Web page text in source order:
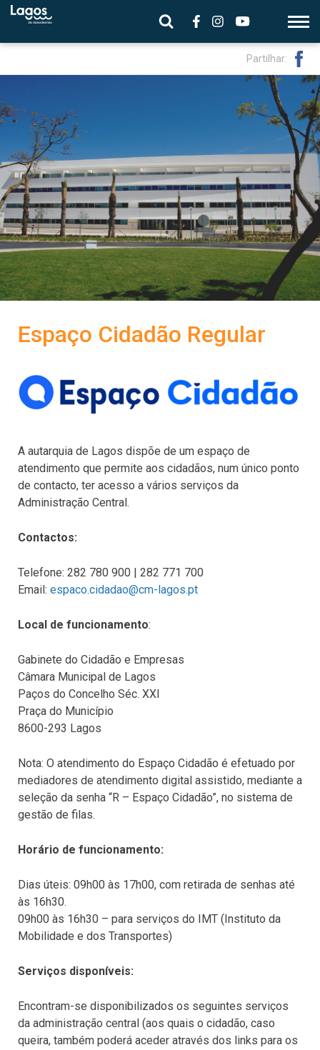
Partilhar:
Espaço Cidadão Regular
A autarquia de Lagos dispõe de um espaço de
atendimento que permite aos cidadãos, num único ponto
de contacto, ter acesso a vários serviços da
Administração Central.
Contactos:
Telefone: 282 780 900 | 282 771 700
Email: espaco.cidadao@cm-lagos.pt
Local de funcionamento:
Gabinete do Cidadão e Empresas
Câmara Municipal de Lagos
Paços do Concelho Séc. XXI
Praça do Município
8600-293 Lagos
Nota: O atendimento do Espaço Cidadão é efetuado por
mediadores de atendimento digital assistido, mediante a
seleção da senha “R – Espaço Cidadão”, no sistema de
gestão de filas.
Horário de funcionamento:
Dias úteis: 09h00 às 17h00, com retirada de senhas até
às 16h30.
09h00 às 16h30 – para serviços do IMT (Instituto da
Mobilidade e dos Transportes)
Serviços disponíveis:
Encontram-se disponibilizados os seguintes serviços
da administração central (aos quais o cidadão, caso
queira, também poderá aceder através dos links para os